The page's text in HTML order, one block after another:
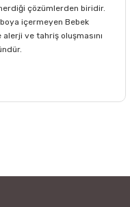
çözümlerden biridir.
içermeyen Bebek
ve tahriş oluşmasını